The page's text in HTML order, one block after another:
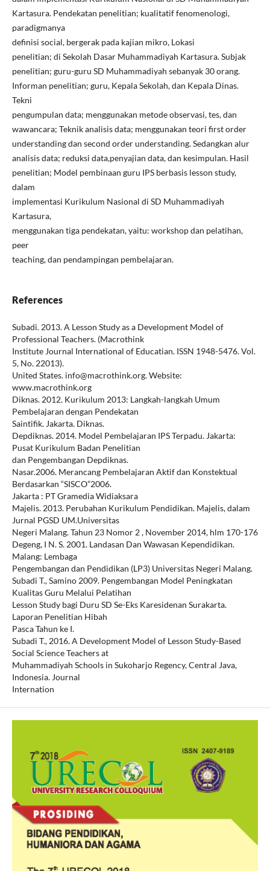
Kartasura. Pendekatan penelitian; kualitatif fenomenologi,
paradigmanya
definisi social, bergerak pada kajian mikro, Lokasi
penelitian; di Sekolah Dasar Muhammadiyah Kartasura. Subjak
penelitian; guru-guru SD Muhammadiyah sebanyak 30 orang.
Informan penelitian; guru, Kepala Sekolah, dan Kepala Dinas.
Tekni
pengumpulan data; menggunakan metode observasi, tes, dan
wawancara; Teknik analisis data; menggunakan teori first order
understanding dan second order understanding. Sedangkan alur
analisis data; reduksi data,penyajian data, dan kesimpulan. Hasil
penelitian; Model pembinaan guru IPS berbasis lesson study,
dalam
implementasi Kurikulum Nasional di SD Muhammadiyah
Kartasura,
menggunakan tiga pendekatan, yaitu: workshop dan pelatihan,
peer
teaching, dan pendampingan pembelajaran.
References
Subadi. 2013. A Lesson Study as a Development Model of
Professional Teachers. (Macrothink
Institute Journal International of Educatian. ISSN 1948-5476. Vol.
5, No. 22013).
United States. info@macrothink.org. Website:
www.macrothink.org
Diknas. 2012. Kurikulum 2013: Langkah-langkah Umum
Pembelajaran dengan Pendekatan
Saintifik. Jakarta. Diknas.
Depdiknas. 2014. Model Pembelajaran IPS Terpadu. Jakarta:
Pusat Kurikulum Badan Penelitian
dan Pengembangan Depdiknas.
Nasar.2006. Merancang Pembelajaran Aktif dan Konstektual
Berdasarkan “SISCO”2006.
Jakarta : PT Gramedia Widiaksara
Majelis. 2013. Perubahan Kurikulum Pendidikan. Majelis, dalam
Jurnal PGSD UM.Universitas
Negeri Malang. Tahun 23 Nomor 2 , November 2014, hlm 170-176
Degeng, I N. S. 2001. Landasan Dan Wawasan Kependidikan.
Malang: Lembaga
Pengembangan dan Pendidikan (LP3) Universitas Negeri Malang.
Subadi T., Samino 2009. Pengembangan Model Peningkatan
Kualitas Guru Melalui Pelatihan
Lesson Study bagi Duru SD Se-Eks Karesidenan Surakarta.
Laporan Penelitian Hibah
Pasca Tahun ke I.
Subadi T., 2016. A Development Model of Lesson Study-Based
Social Science Teachers at
Muhammadiyah Schools in Sukoharjo Regency, Central Java,
Indonesia. Journal
Internation